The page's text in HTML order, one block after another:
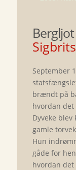
September
brændt på
hvordan
Dyveke
gamle
Hun
gåde for
hvordan det